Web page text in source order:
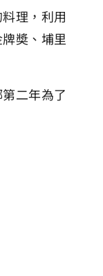
理，利用
奬、埔里
二年為了